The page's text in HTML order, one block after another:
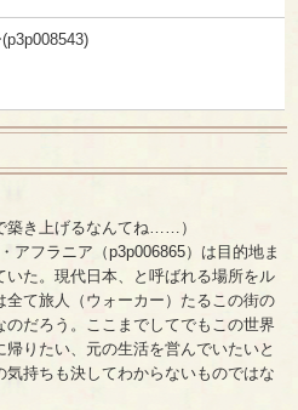
築き上げるなんてね……）
アフラニア（p3p006865）は目的地ま
た。現代日本、と呼ばれる場所をル
て旅人（ウォーカー）たるこの街の
だろう。ここまでしてでもこの世界
りたい、元の生活を営んでいたいと
持ちも決してわからないものではな